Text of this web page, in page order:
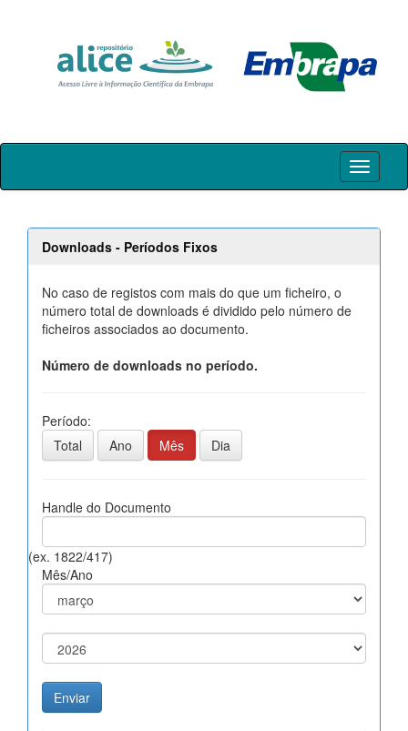
Skip
Downloads - Períodos Fixos
No caso de registos com mais do que um ficheiro, o
número total de downloads é dividido pelo número de
ficheiros associados ao documento.
Número de downloads no período.
Período:
Total
Ano Mês Dia
Handle do Documento
(ex. 1822/417)
Mês/Ano